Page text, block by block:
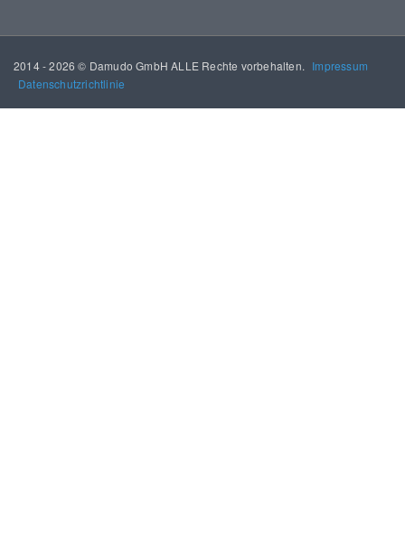
2014 - 2026 © Damudo GmbH ALLE Rechte vorbehalten. Impressum
Datenschutzrichtlinie